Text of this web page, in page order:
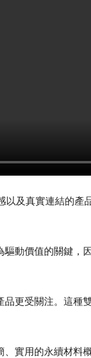
以及真實連結的產
動價值的關鍵，
更受關注。這種
實用的永續材料概